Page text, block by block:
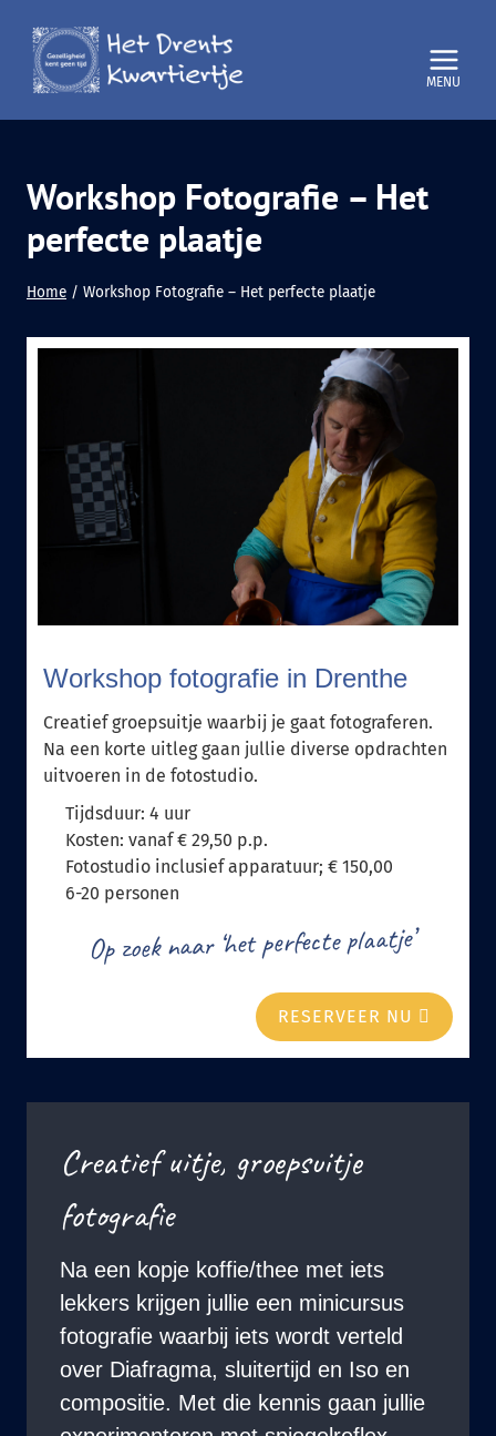
naar
inhoud
Workshop Fotografie – Het
perfecte plaatje
Home / Workshop Fotografie – Het perfecte plaatje
Workshop fotografie in Drenthe
Creatief groepsuitje waarbij je gaat fotograferen.
Na een korte uitleg gaan jullie diverse opdrachten
uitvoeren in de fotostudio.
Tijdsduur: 4 uur
Kosten: vanaf € 29,50 p.p.
Fotostudio inclusief apparatuur; € 150,00
6-20 personen
RESERVEER NU
Op zoek naar ‘het perfecte plaatje’
Creatief uitje, groepsuitje
fotografie
Na een kopje koffie/thee met iets
lekkers krijgen jullie een minicursus
fotografie waarbij iets wordt verteld
over Diafragma, sluitertijd en Iso en
compositie. Met die kennis gaan jullie